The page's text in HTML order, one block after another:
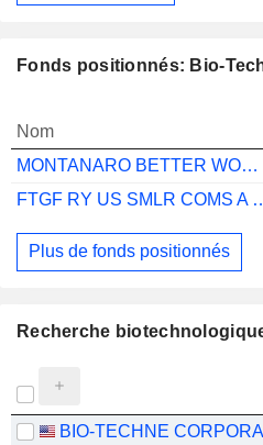
Fonds positionnés: Bio-
Nom
MONTANARO BETTER WORLD GBP DIS
FTGF RY US
Plus de fonds positionnés
Recherche